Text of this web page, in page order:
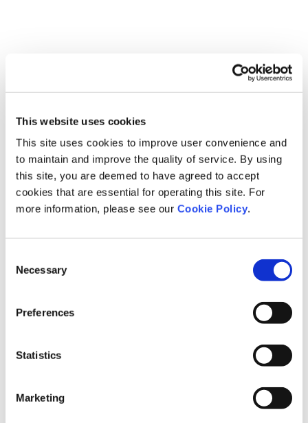
This website uses cookies
This site uses cookies to improve user convenience and
to maintain and improve the quality of service. By using
this site, you are deemed to have agreed to accept
cookies that are essential for operating this site. For
more information, please see our Cookie Policy.
Selection
Necessary
Preferences
Statistics
Marketing